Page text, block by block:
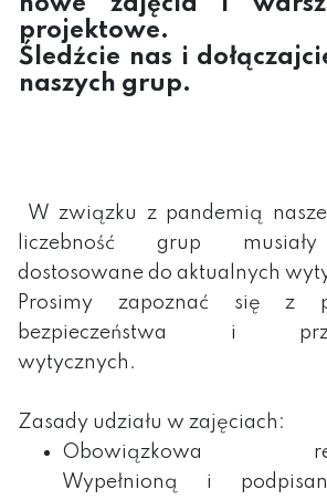
projektowe.
Śledźcie nas i
naszych grup.
W związku z pandemią
liczebność grup
dostosowane do aktualnych
Prosimy zapoznać się z
bezpieczeństwa i
wytycznych.
Zasady udziału w zajęciach:
Obowiązkowa
Wypełnioną i